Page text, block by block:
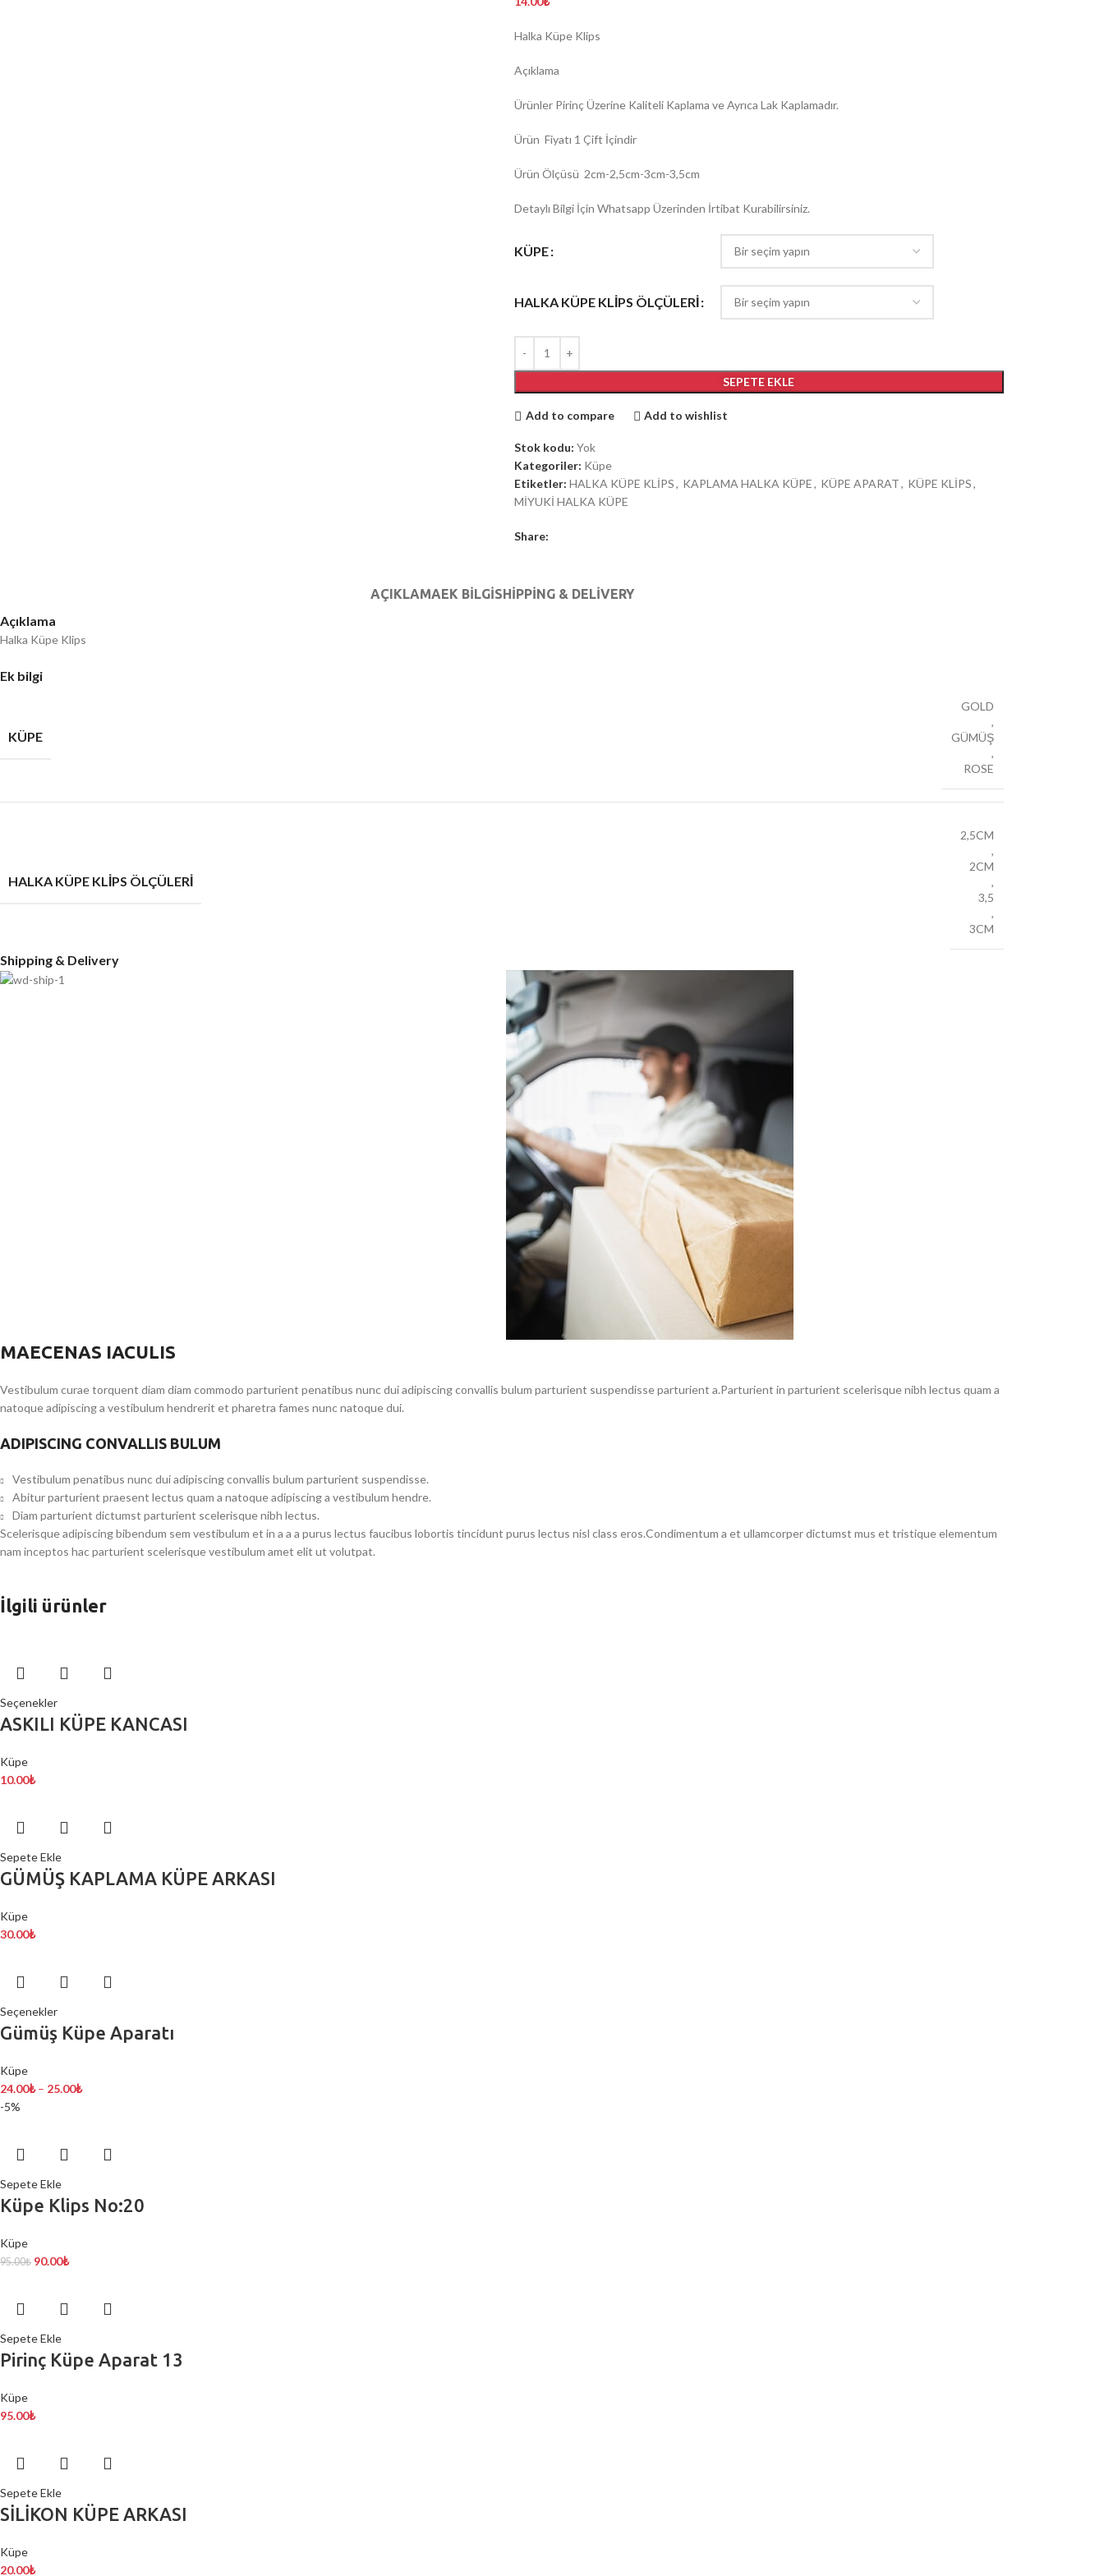
Halka Küpe Klips
Açıklama
Ürünler Pirinç Üzerine Kaliteli Kaplama ve Ayrıca Lak Kaplamadır.
Ürün Fiyatı 1 Çift İçindir
Ürün Ölçüsü 2cm-2,5cm-3cm-3,5cm
Detaylı Bilgi İçin Whatsapp Üzerinden İrtibat Kurabilirsiniz.
KÜPE
HALKA KÜPE KLİPS ÖLÇÜLERİ
SEPETE EKLE
Add to compare Add to wishlist
Stok kodu: Yok
Kategoriler: Küpe
Etiketler: HALKA KÜPE KLİPS, KAPLAMA HALKA KÜPE, KÜPE APARAT, KÜPE KLİPS,
MİYUKİ HALKA KÜPE
Share:
AÇIKLAMAEK BILGISHIPPING & DELIVERY
Açıklama
Halka Küpe Klips
Ek bilgi
KÜPE
GOLD
,
GÜMÜŞ
,
ROSE
HALKA KÜPE KLİPS ÖLÇÜLERİ
2,5CM
,
2CM
,
3,5
,
3CM
Shipping & Delivery
MAECENAS IACULIS
Vestibulum curae torquent diam diam commodo parturient penatibus nunc dui adipiscing convallis bulum parturient suspendisse parturient a.Parturient in parturient scelerisque nibh lectus quam a
natoque adipiscing a vestibulum hendrerit et pharetra fames nunc natoque dui.
ADIPISCING CONVALLIS BULUM
Vestibulum penatibus nunc dui adipiscing convallis bulum parturient suspendisse.
Abitur parturient praesent lectus quam a natoque adipiscing a vestibulum hendre.
Diam parturient dictumst parturient scelerisque nibh lectus.
Scelerisque adipiscing bibendum sem vestibulum et in a a a purus lectus faucibus lobortis tincidunt purus lectus nisl class eros.Condimentum a et ullamcorper dictumst mus et tristique elementum
nam inceptos hac parturient scelerisque vestibulum amet elit ut volutpat.
İlgili ürünler
Seçenekler
ASKILI KÜPE KANCASI
Küpe
10.00₺
Sepete Ekle
GÜMÜŞ KAPLAMA KÜPE ARKASI
Küpe
30.00₺
Seçenekler
Gümüş Küpe Aparatı
Küpe
24.00₺ – 25.00₺
-5%
Sepete Ekle
Küpe Klips No:20
Küpe
95.00₺ 90.00₺
Sepete Ekle
Pirinç Küpe Aparat 13
Küpe
95.00₺
Sepete Ekle
SİLİKON KÜPE ARKASI
Küpe
20.00₺